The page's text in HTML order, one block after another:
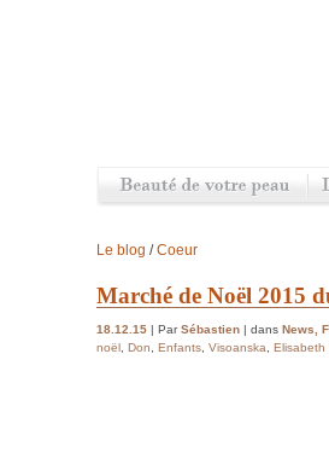
Le blog /Coeur
Marché de Noël 2015
18.12.15 | ParSébastien | dans News,
noël, Don, Enfants, Visoanska, Elisabeth